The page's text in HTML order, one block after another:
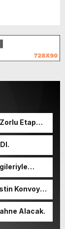
Etap
Konvoyu,
Alacak.